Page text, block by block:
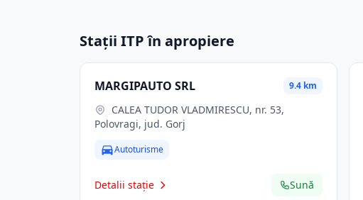
Stații ITP în apropiere
MARGIPAUTO SRL 9.4 km
Polovragi, jud. Gorj
Autoturisme
Detalii stație Sună